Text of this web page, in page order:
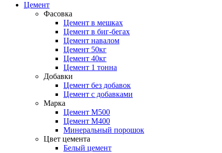
Цемент
Фасовка
Цемент в мешках
Цемент в биг-бегах
Цемент навалом
Цемент 50кг
Цемент 40кг
Цемент 1 тонна
Добавки
Цемент без добавок
Цемент с добавками
Марка
Цемент М500
Цемент М400
Минеральный порошок
Цвет цемента
Белый цемент